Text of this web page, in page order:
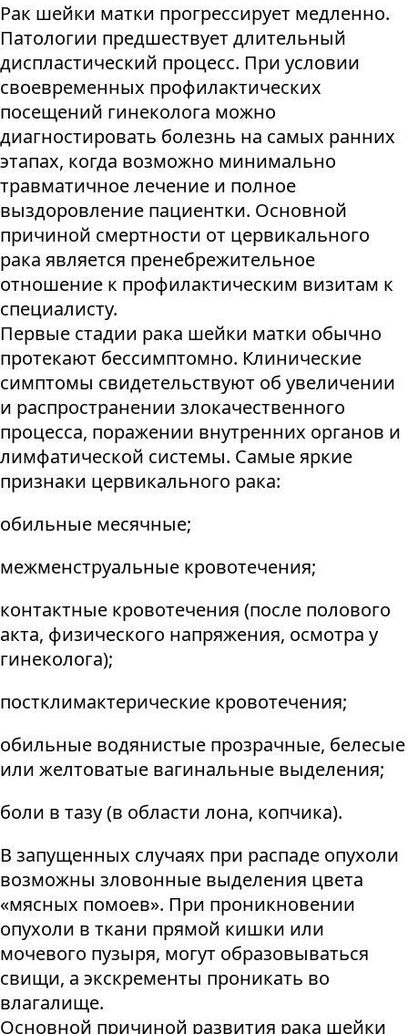
Рак шейки матки прогрессирует медленно.
Патологии предшествует длительный
диспластический процесс. При условии
своевременных профилактических
посещений гинеколога можно
диагностировать болезнь на самых ранних
этапах, когда возможно минимально
травматичное лечение и полное
выздоровление пациентки. Основной
причиной смертности от цервикального
рака является пренебрежительное
отношение к профилактическим визитам к
специалисту.
Первые стадии рака шейки матки обычно
протекают бессимптомно. Клинические
симптомы свидетельствуют об увеличении
и распространении злокачественного
процесса, поражении внутренних органов и
лимфатической системы. Самые яркие
признаки цервикального рака:
обильные месячные;
межменструальные кровотечения;
контактные кровотечения (после полового
акта, физического напряжения, осмотра у
гинеколога);
постклимактерические кровотечения;
обильные водянистые прозрачные, белесые
или желтоватые вагинальные выделения;
боли в тазу (в области лона, копчика).
В запущенных случаях при распаде опухоли
возможны зловонные выделения цвета
«мясных помоев». При проникновении
опухоли в ткани прямой кишки или
мочевого пузыря, могут образовываться
свищи, а экскременты проникать во
влагалище.
Основной причиной развития рака шейки